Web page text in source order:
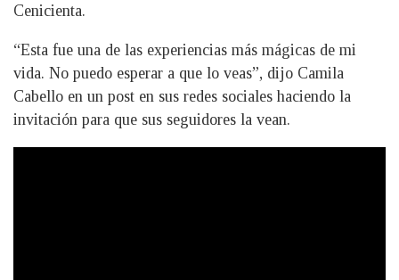
Cenicienta.
“Esta fue una de las experiencias más mágicas de mi
vida. No puedo esperar a que lo veas”, dijo Camila
Cabello en un post en sus redes sociales haciendo la
invitación para que sus seguidores la vean.